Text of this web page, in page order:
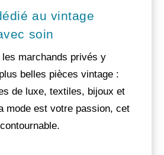
au vintage
soin
les marchands privés y
belles pièces vintage :
de luxe, textiles, bijoux et
mode est votre passion, cet